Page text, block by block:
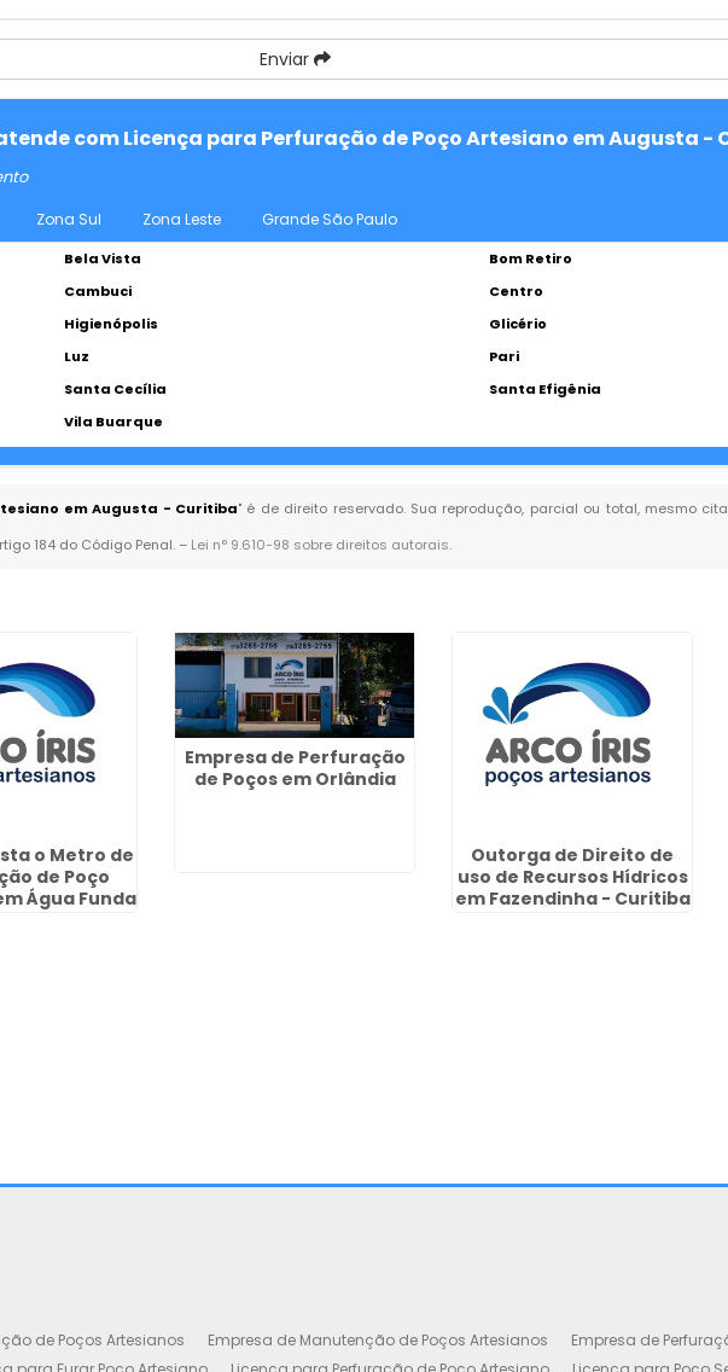
Enviar
com Licença para Perfuração de Poço Artesiano em Augusta -
Zona Sul Zona Leste Grande São Paulo
Bela Vista
Bom Retiro
Cambuci
Centro
Higienópolis
Glicério
Luz
Pari
Santa Cecília
Santa Efigênia
Vila Buarque
em Augusta - Curitiba" é de direito reservado. Sua reprodução, parcial ou total, mesmo
184 do Código Penal. – Lei n° 9.610-98 sobre direitos autorais.
o Metro de
de Poço
Água Funda
Empresa de Perfuração
de Poços em Orlândia
Outorga de Direito de
uso de Recursos Hídricos
em Fazendinha - Curitiba
de Poços Artesianos Empresa de Manutenção de Poços Artesianos
Empresa de